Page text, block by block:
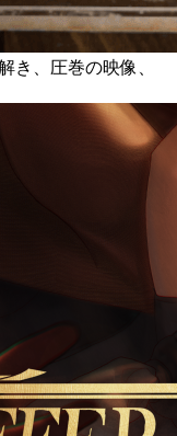
き、圧巻の映像、